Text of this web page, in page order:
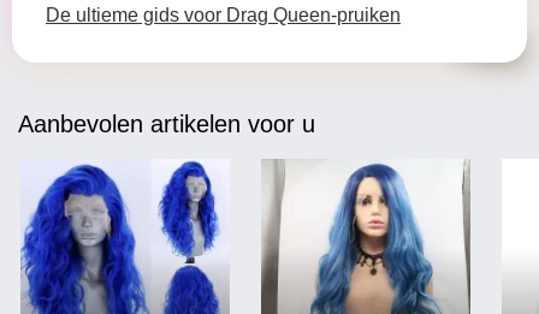
De ultieme gids voor Drag Queen-pruiken
Aanbevolen artikelen voor u